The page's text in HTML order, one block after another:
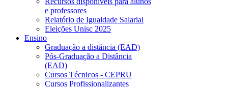
e professores
Relatório de Igualdade Salarial
Eleições Unisc 2025
Ensino
Graduação a distância (EAD)
Pós-Graduação a Distância
(EAD)
Cursos Técnicos - CEPRU
Cursos Profissionalizantes